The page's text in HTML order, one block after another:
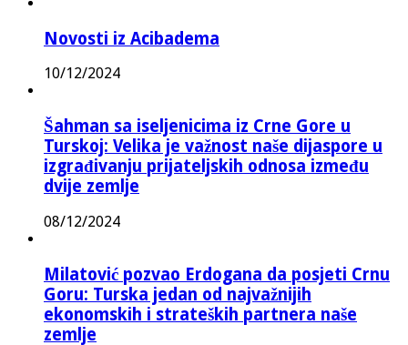
Novosti iz Acibadema
10/12/2024
Šahman sa iseljenicima iz Crne Gore u
Turskoj: Velika je važnost naše dijaspore u
izgrađivanju prijateljskih odnosa između
dvije zemlje
08/12/2024
Milatović pozvao Erdogana da posjeti Crnu
Goru: Turska jedan od najvažnijih
ekonomskih i strateških partnera naše
zemlje